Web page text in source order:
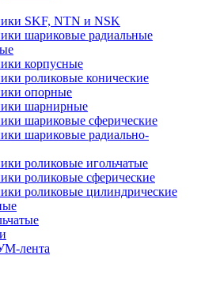
SKF, NTN и NSK
шариковые радиальные
корпусные
роликовые конические
опорные
шарнирные
шариковые сферические
шариковые радиально-
роликовые игольчатые
роликовые сферические
роликовые цилиндрические
лента